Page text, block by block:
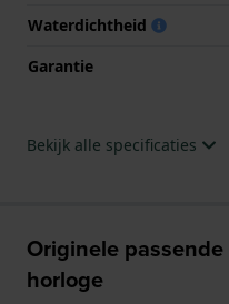
Waterdichtheid
Garantie
Bekijk alle specificaties
Originele
horloge